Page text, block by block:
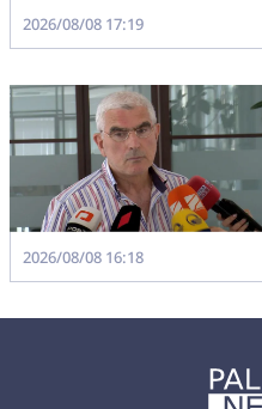
2026/08/08 17:19
2026/08/08 16:18